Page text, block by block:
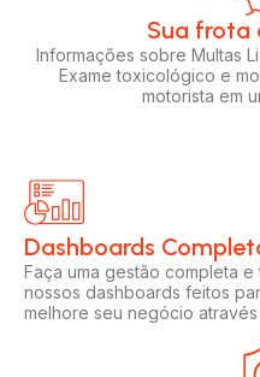
Sua frota
Informações sobre Multas
Exame toxicológico e
motorista em
Dashboards
Faça uma gestão completa
nossos dashboards feitos
melhore seu negócio